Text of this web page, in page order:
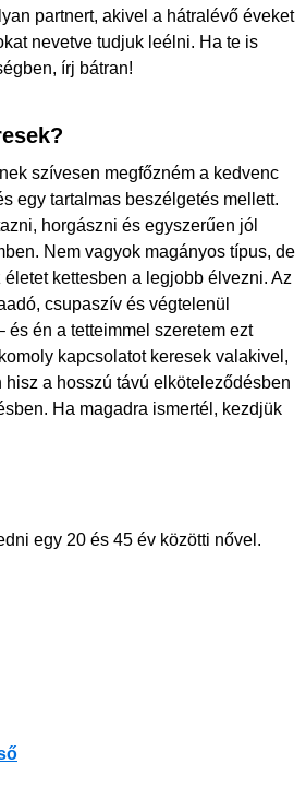
partnert, akivel a hátralévő éveket
nevetve tudjuk leélni. Ha te is
írj bátran!
szívesen megfőzném a kedvenc
egy tartalmas beszélgetés mellett.
horgászni és egyszerűen jól
Nem vagyok magányos típus, de
kettesben a legjobb élvezni. Az
csupaszív és végtelenül
és én a tetteimmel szeretem ezt
kapcsolatot keresek valakivel,
a hosszú távú elköteleződésben
Ha magadra ismertél, kezdjük
egy 20 és 45 év közötti nővel.